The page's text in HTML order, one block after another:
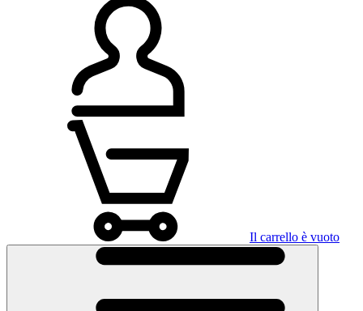
Il carrello è vuoto